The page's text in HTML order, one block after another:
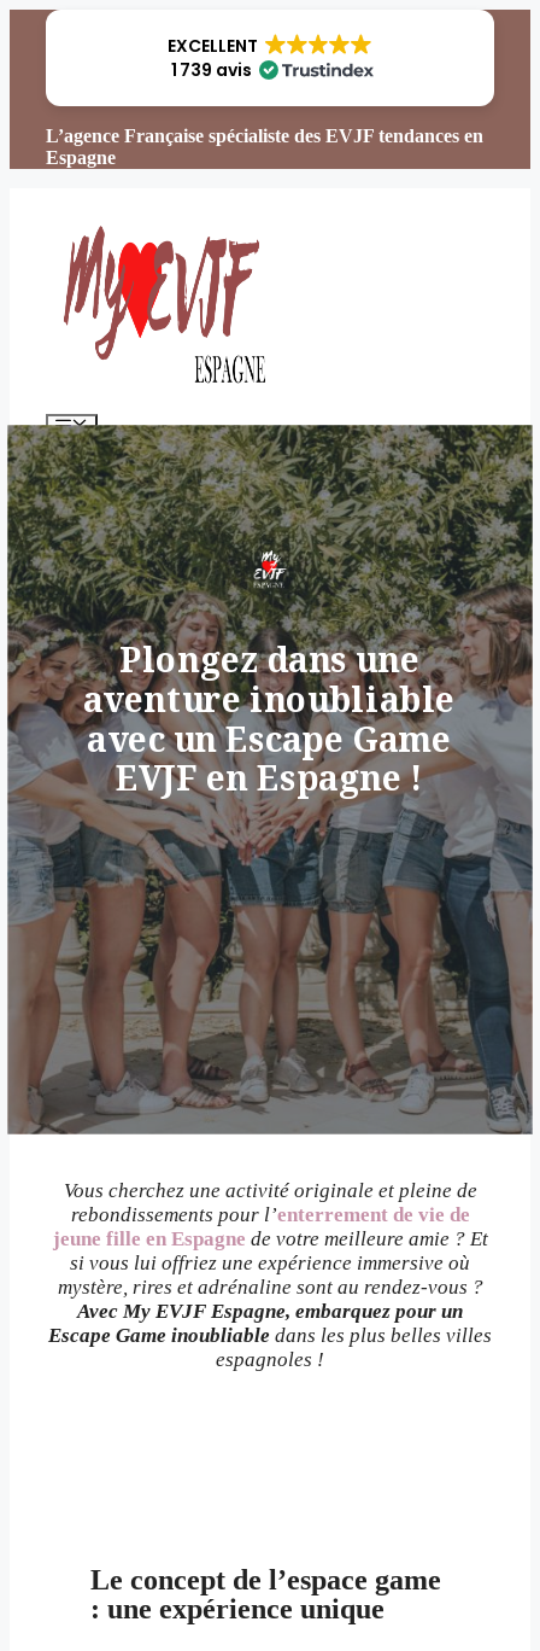
Aller
EXCELLENT
1 739 avis
L’agence Française spécialiste des EVJF tendances en
Espagne
Menu
Plongez dans une
aventure inoubliable
avec un Escape Game
EVJF en Espagne !
Vous cherchez une activité originale et pleine de
rebondissements pour l’enterrement de vie de
jeune fille en Espagne de votre meilleure amie ? Et
si vous lui offriez une expérience immersive où
mystère, rires et adrénaline sont au rendez-vous ?
Avec My EVJF Espagne, embarquez pour un
Escape Game inoubliable dans les plus belles villes
espagnoles !
Le concept de l’espace game
: une expérience unique